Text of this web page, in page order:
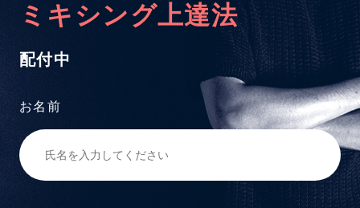
ミキシング上達法
配付中
お名前